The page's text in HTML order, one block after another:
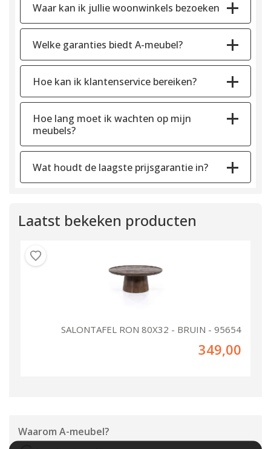
Waar kan ik jullie woonwinkels bezoeken
Welke garanties biedt A-meubel?
Hoe kan ik klantenservice bereiken?
Hoe lang moet ik wachten op mijn
meubels?
Wat houdt de laagste prijsgarantie in?
Laatst bekeken producten
SALONTAFEL RON 80X32 - BRUIN - 95654
349,00
Waarom A-meubel?